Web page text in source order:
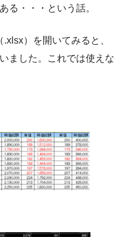
る・・・という話。
）を開いてみると、
ました。これでは使えな